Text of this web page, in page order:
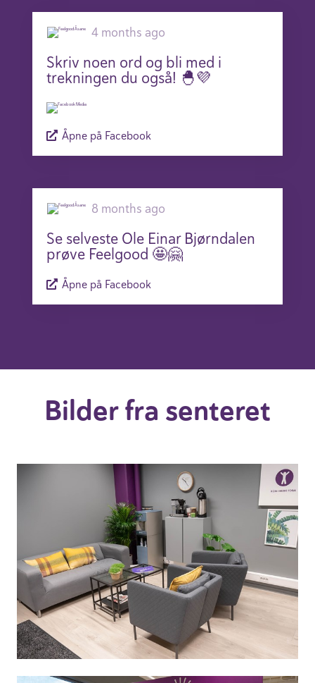
4 months ago
Skriv noen ord og bli med i
trekningen du også! 🐣💜
Åpne på Facebook
8 months ago
Se selveste Ole Einar Bjørndalen
prøve Feelgood 🤩🤗
Åpne på Facebook
Bilder fra senteret